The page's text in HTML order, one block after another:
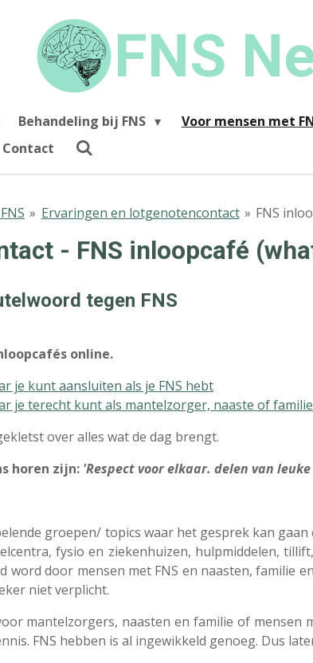
FNS
Behandeling bij FNS Voor mensen met
Contact
» Ervaringen en lotgenotencontact » FNS
- FNS inloopcafé
tegen FNS
online.
je kunt aansluiten als je FNS hebt
je terecht kunt als mantelzorger, naaste of
over alles wat de dag brengt.
horen zijn: 'Respect voor elkaar. delen van
groepen/ topics waar het gesprek kan
fysio en ziekenhuizen, hulpmiddelen,
word door mensen met FNS en naasten,
niet verplicht.
mantelzorgers, naasten en familie of mensen
FNS hebben is al ingewikkeld genoeg. Dus